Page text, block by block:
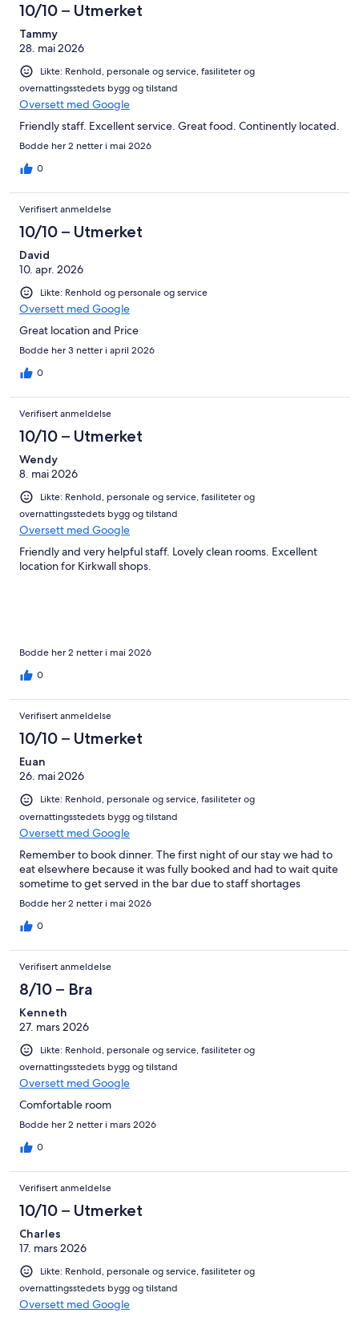
10/10 – Utmerket
Tammy
28. mai 2026
Likte: Renhold, personale og service, fasiliteter og
overnattingsstedets bygg og tilstand
Oversett med Google
Friendly staff. Excellent service. Great food. Continently located.
Bodde her 2 netter i mai 2026
0
Verifisert anmeldelse
10/10 – Utmerket
David
10. apr. 2026
Likte: Renhold og personale og service
Oversett med Google
Great location and Price
Bodde her 3 netter i april 2026
0
Verifisert anmeldelse
10/10 – Utmerket
Wendy
8. mai 2026
Likte: Renhold, personale og service, fasiliteter og
overnattingsstedets bygg og tilstand
Oversett med Google
Friendly and very helpful staff. Lovely clean rooms. Excellent
location for Kirkwall shops.
Bodde her 2 netter i mai 2026
0
Verifisert anmeldelse
10/10 – Utmerket
Euan
26. mai 2026
Likte: Renhold, personale og service, fasiliteter og
overnattingsstedets bygg og tilstand
Oversett med Google
Remember to book dinner. The first night of our stay we had to
eat elsewhere because it was fully booked and had to wait quite
sometime to get served in the bar due to staff shortages
Bodde her 2 netter i mai 2026
0
Verifisert anmeldelse
8/10 – Bra
Kenneth
27. mars 2026
Likte: Renhold, personale og service, fasiliteter og
overnattingsstedets bygg og tilstand
Oversett med Google
Comfortable room
Bodde her 2 netter i mars 2026
0
Verifisert anmeldelse
10/10 – Utmerket
Charles
17. mars 2026
Likte: Renhold, personale og service, fasiliteter og
overnattingsstedets bygg og tilstand
Oversett med Google